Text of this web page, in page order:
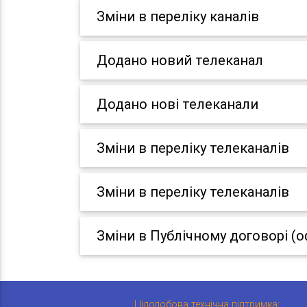
Зміни в переліку каналів
Додано новий телеканал
Додано нові телеканали
Зміни в переліку телеканалів
Зміни в переліку телеканалів
Зміни в Публічному договорі
Цілодобова технічна підтримка: